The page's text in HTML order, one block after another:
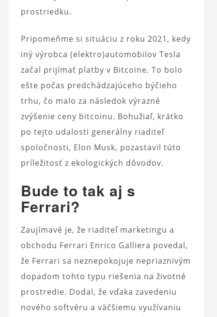
prostriedku.
Pripomeňme si situáciu z roku 2021, kedy
iný výrobca (elektro)automobilov Tesla
začal prijímať platby v Bitcoine. To bolo
ešte počas predchádzajúceho býčieho
trhu, čo malo za následok výrazné
zvýšenie ceny bitcoinu. Bohužiaľ, krátko
po tejto udalosti generálny riaditeľ
spoločnosti, Elon Musk, pozastavil túto
príležitosť z ekologických dôvodov.
Bude to tak aj s
Ferrari?
Zaujímavé je, že riaditeľ marketingu a
obchodu Ferrari Enrico Galliera povedal,
že Ferrari sa neznepokojuje nepriaznivým
dopadom tohto typu riešenia na životné
prostredie. Dodal, že vďaka zavedeniu
nového softvéru a väčšiemu využívaniu